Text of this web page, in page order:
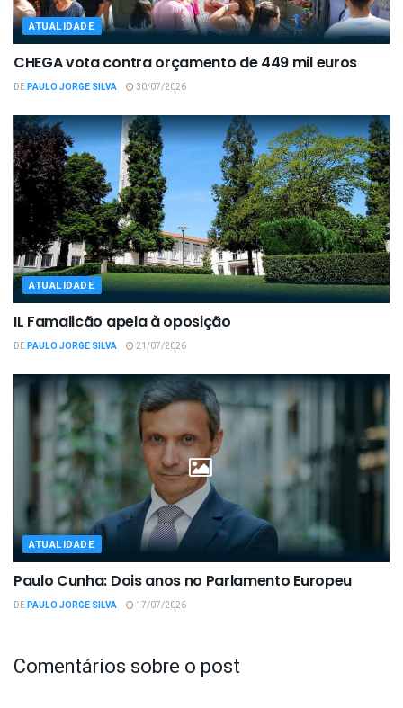
ATUALIDADE
CHEGA vota contra orçamento de 449 mil euros
DEPAULO JORGE SILVA 30/07/2026
ATUALIDADE
IL Famalicão apela à oposição
DEPAULO JORGE SILVA 21/07/2026
ATUALIDADE
Paulo Cunha: Dois anos no Parlamento Europeu
DEPAULO JORGE SILVA 17/07/2026
Comentários sobre o post